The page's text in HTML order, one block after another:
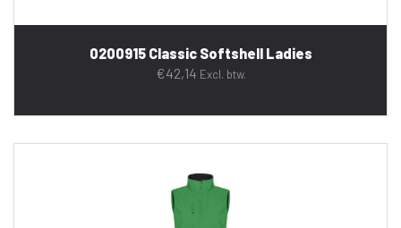
0200915 Classic Softshell Ladies
€42,14 Excl. btw.